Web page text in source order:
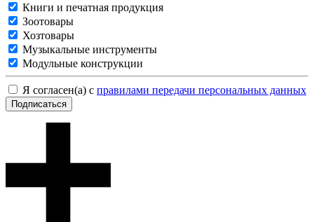
Книги и печатная продукция
Зоотовары
Хозтовары
Музыкальные инструменты
Модульные конструкции
Я согласен(а) с правилами передачи персональных данных
Подписаться